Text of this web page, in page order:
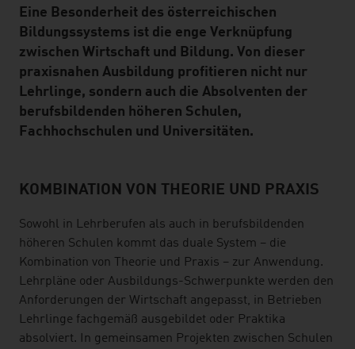
Standard Content Module
Eine Besonderheit des österreichischen
Bildungssystems ist die enge Verknüpfung
zwischen Wirtschaft und Bildung. Von dieser
praxisnahen Ausbildung profitieren nicht nur
Lehrlinge, sondern auch die Absolventen der
berufsbildenden höheren Schulen,
Fachhochschulen und Universitäten.
listen
KOMBINATION VON THEORIE UND PRAXIS
Sowohl in Lehrberufen als auch in berufsbildenden
höheren Schulen kommt das duale System – die
Kombination von Theorie und Praxis – zur Anwendung.
Lehrpläne oder Ausbildungs-Schwerpunkte werden den
Anforderungen der Wirtschaft angepasst, in Betrieben
Lehrlinge fachgemäß ausgebildet oder Praktika
absolviert. In gemeinsamen Projekten zwischen Schulen